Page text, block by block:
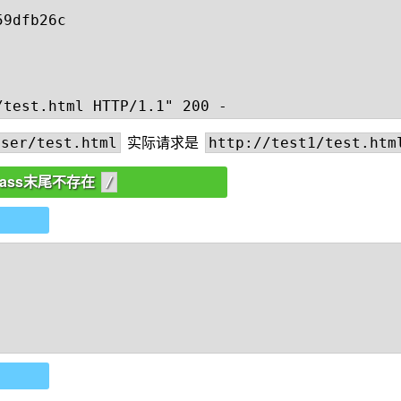
test.html 实际请求是 http://test1/
末尾不存在 /